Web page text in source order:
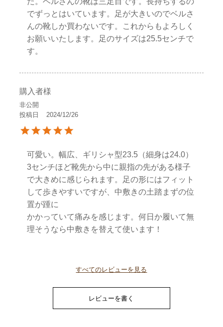
でずっとはいています。足が大きいのでベルさ
んの靴しか買わないです。これからもよろしく
お願いいたします。足のサイズは25.5センチで
す。
購入者様
非公開
投稿日
2024/12/26
可愛い。幅広、ギリシャ型23.5（細身は24.0）
3センチほど靴先から中に親指の先がある様子
で大きめに感じられます。足の形にはフィット
して歩きやすいですが、中敷きの土踏まずの位
置が踵に
かかっていて痛みを感じます。何日か履いて無
理そうなら中敷きを替えて使います！
すべてのレビューを見る
レビューを書く